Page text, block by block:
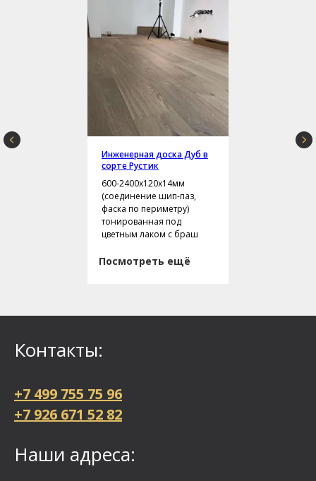
Инженерная доска Дуб в
сорте Рустик
600-2400х120х14мм
(соединение шип-паз,
фаска по периметру)
тонированная под
цветным лаком с браш
Посмотреть ещё
Контакты:
+7 499 755 75 96
+7 926 671 52 82
Наши адреса: